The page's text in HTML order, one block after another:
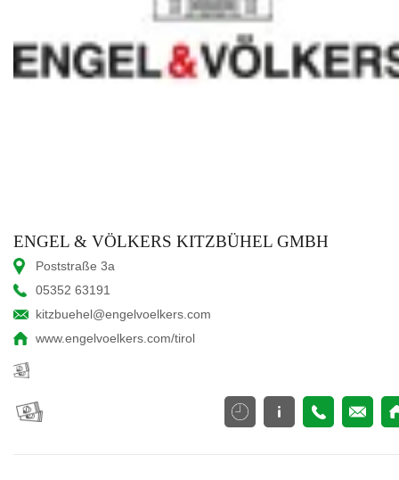
ENGEL & VÖLKERS KITZBÜHEL GMBH
Poststraße 3a
05352 63191
kitzbuehel@engelvoelkers.com
www.engelvoelkers.com/tirol